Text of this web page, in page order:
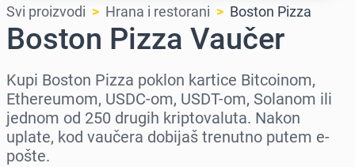
Svi proizvodi Hrana i restorani Boston Pizza
Boston Pizza Vaučer
Kupi Boston Pizza poklon kartice Bitcoinom,
Ethereumom, USDC-om, USDT-om, Solanom ili
jednom od 250 drugih kriptovaluta. Nakon
uplate, kod vaučera dobijaš trenutno putem e-
pošte.